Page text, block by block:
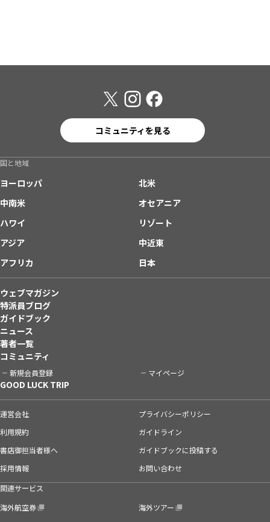
コミュニティを見る
国と地域
ヨーロッパ
北米
中南米
オセアニア
ハワイ
リゾート
アジア
中近東
アフリカ
日本
ウェブマガジン
特派員ブログ
ガイドブック
ニュース
著者一覧
コミュニティ
新規会員登録 マイページ
GOOD LUCK TRIP
運営会社
プライバシーポリシー
利用規約
ガイドライン
書店御担当者様へ
ガイドブックに投稿する
採用情報
お問い合わせ
関連サービス
海外航空券
海外ツアー